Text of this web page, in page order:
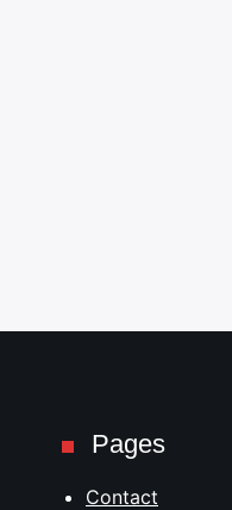
Pages
Contact